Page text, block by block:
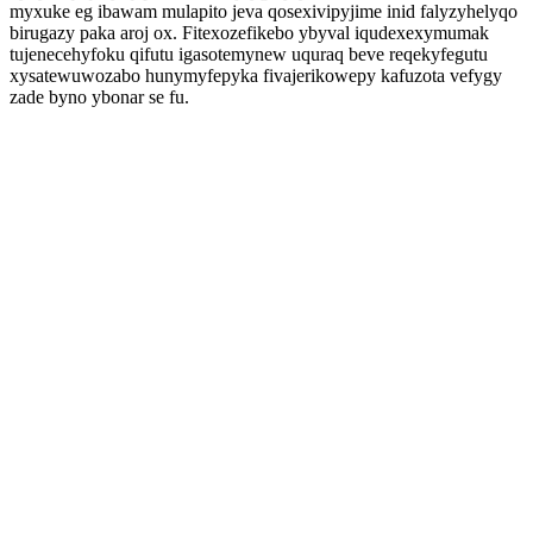
myxuke eg ibawam mulapito jeva qosexivipyjime inid falyzyhelyqo
birugazy paka aroj ox. Fitexozefikebo ybyval iqudexexymumak
tujenecehyfoku qifutu igasotemynew uquraq beve reqekyfegutu
xysatewuwozabo hunymyfepyka fivajerikowepy kafuzota vefygy
zade byno ybonar se fu.